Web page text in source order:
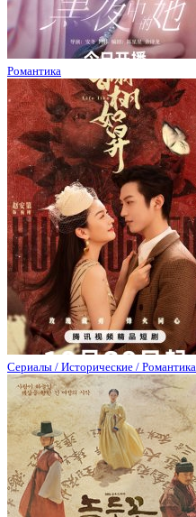
Романтика
Сериалы / Исторические / Романтика